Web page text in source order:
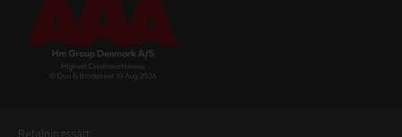
Betalningssätt: